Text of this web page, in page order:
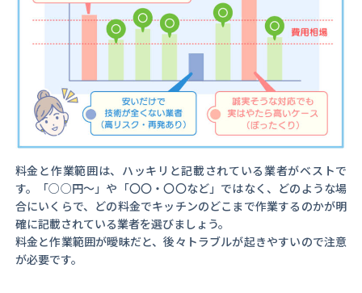
料金と作業範囲は、ハッキリと記載されている業者がベストで
す。「○○円～」や「〇〇・〇〇など」ではなく、どのような場
合にいくらで、どの料金でキッチンのどこまで作業するのかが明
確に記載されている業者を選びましょう。
料金と作業範囲が曖昧だと、後々トラブルが起きやすいので注意
が必要です。